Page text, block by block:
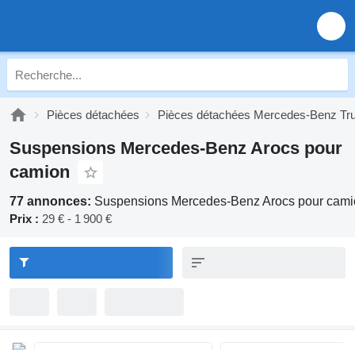
Pièces détachées Pièces détachées Mercedes-Benz
Suspensions Mercedes-Benz Arocs pour
camion
77 annonces: Suspensions Mercedes-Benz Arocs pour
Prix : 29 € - 1 900 €